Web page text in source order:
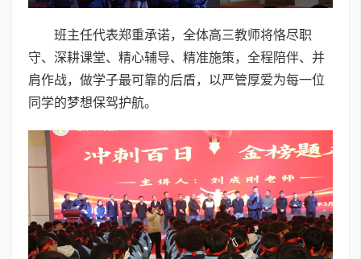
班主任代表郑重承诺，全体高三教师将恪尽职
守、深耕课堂、精心辅导、精准施策，全程陪伴、并
肩作战，做学子最可靠的后盾，以严管厚爱为每一位
同学的梦想保驾护航。